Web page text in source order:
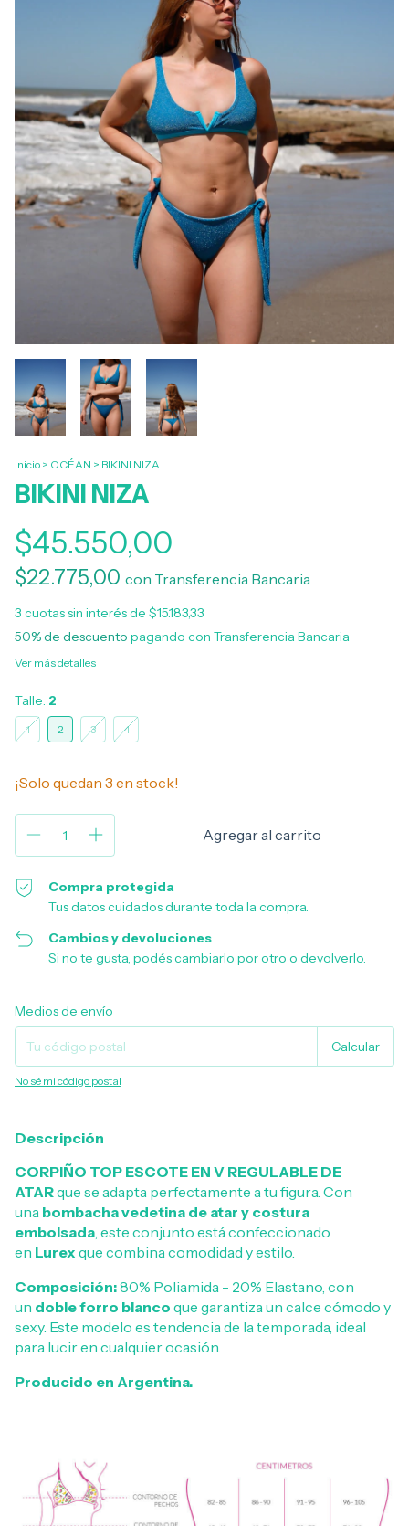
Inicio > OCÉAN > BIKINI NIZA
BIKINI NIZA
$45.550,00
$22.775,00 con Transferencia Bancaria
3 cuotas sin interés de $15.183,33
50% de descuento pagando con Transferencia Bancaria
Ver más detalles
Talle: 2
1 2 3 4
¡Solo quedan 3 en stock!
Compra protegida
Tus datos cuidados durante toda la compra.
Cambios y devoluciones
Si no te gusta, podés cambiarlo por otro o devolverlo.
Entregas para el CP:
Medios de envío
Calcular
No sé mi código postal
Descripción
CORPIÑO TOP ESCOTE EN V REGULABLE DE
ATARque se adapta perfectamente a tu figura. Con
una bombacha vedetina de atar y costura
embolsada, este conjunto está confeccionado
en Lurex que combina comodidad y estilo.
Composición:80% Poliamida - 20% Elastano, con
un doble forro blanco que garantiza un calce cómodo y
sexy. Este modelo es tendencia de la temporada, ideal
para lucir en cualquier ocasión.
Producido en Argentina.